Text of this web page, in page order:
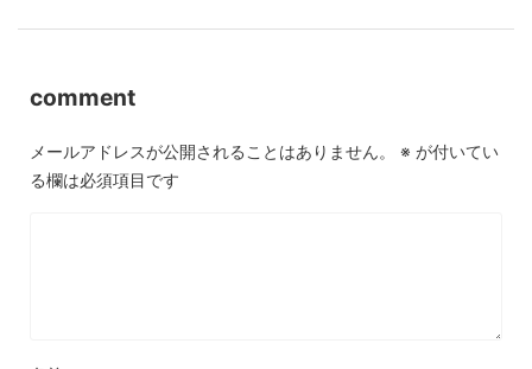
comment
メールアドレスが公開されることはありません。 ※ が付いてい
る欄は必須項目です